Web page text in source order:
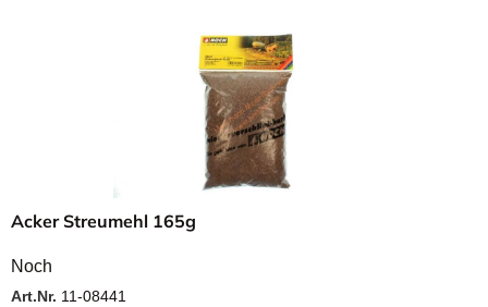
Acker Streumehl 165g
Noch
Art.Nr. 11-08441